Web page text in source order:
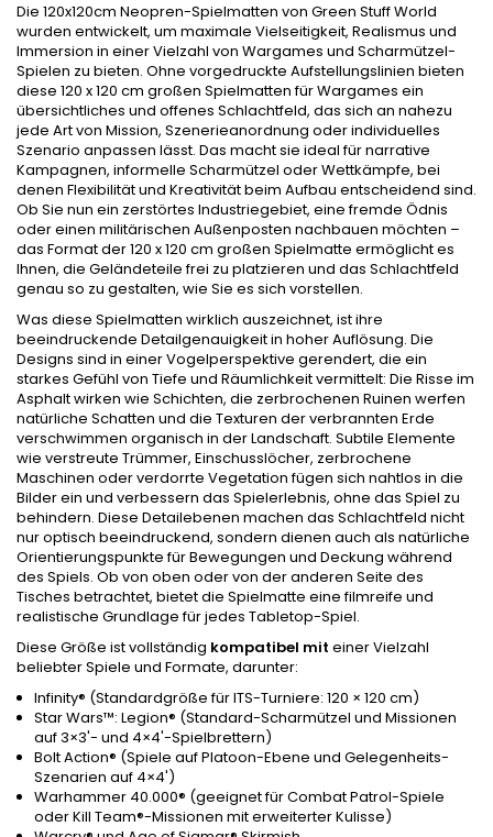
Die 120x120cm Neopren-Spielmatten von Green Stuff World
wurden entwickelt, um maximale Vielseitigkeit, Realismus und
Immersion in einer Vielzahl von Wargames und Scharmützel-
Spielen zu bieten. Ohne vorgedruckte Aufstellungslinien bieten
diese 120 x 120 cm großen Spielmatten für Wargames ein
übersichtliches und offenes Schlachtfeld, das sich an nahezu
jede Art von Mission, Szenerieanordnung oder individuelles
Szenario anpassen lässt. Das macht sie ideal für narrative
Kampagnen, informelle Scharmützel oder Wettkämpfe, bei
denen Flexibilität und Kreativität beim Aufbau entscheidend sind.
Ob Sie nun ein zerstörtes Industriegebiet, eine fremde Ödnis
oder einen militärischen Außenposten nachbauen möchten –
das Format der 120 x 120 cm großen Spielmatte ermöglicht es
Ihnen, die Geländeteile frei zu platzieren und das Schlachtfeld
genau so zu gestalten, wie Sie es sich vorstellen.
Was diese Spielmatten wirklich auszeichnet, ist ihre
beeindruckende Detailgenauigkeit in hoher Auflösung. Die
Designs sind in einer Vogelperspektive gerendert, die ein
starkes Gefühl von Tiefe und Räumlichkeit vermittelt: Die Risse im
Asphalt wirken wie Schichten, die zerbrochenen Ruinen werfen
natürliche Schatten und die Texturen der verbrannten Erde
verschwimmen organisch in der Landschaft. Subtile Elemente
wie verstreute Trümmer, Einschusslöcher, zerbrochene
Maschinen oder verdorrte Vegetation fügen sich nahtlos in die
Bilder ein und verbessern das Spielerlebnis, ohne das Spiel zu
behindern. Diese Detailebenen machen das Schlachtfeld nicht
nur optisch beeindruckend, sondern dienen auch als natürliche
Orientierungspunkte für Bewegungen und Deckung während
des Spiels. Ob von oben oder von der anderen Seite des
Tisches betrachtet, bietet die Spielmatte eine filmreife und
realistische Grundlage für jedes Tabletop-Spiel.
Diese Größe ist vollständig kompatibel mit einer Vielzahl
beliebter Spiele und Formate, darunter:
Infinity® (Standardgröße für ITS-Turniere: 120 × 120 cm)
Star Wars™: Legion® (Standard-Scharmützel und Missionen
auf 3×3'- und 4×4'-Spielbrettern)
Bolt Action® (Spiele auf Platoon-Ebene und Gelegenheits-
Szenarien auf 4×4')
Warhammer 40.000® (geeignet für Combat Patrol-Spiele
oder Kill Team®-Missionen mit erweiterter Kulisse)